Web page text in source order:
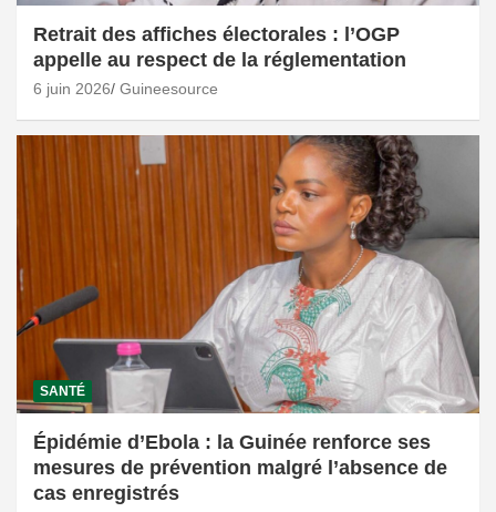
Retrait des affiches électorales : l’OGP
appelle au respect de la réglementation
6 juin 2026 Guineesource
SANTÉ
Épidémie d’Ebola : la Guinée renforce ses
mesures de prévention malgré l’absence de
cas enregistrés